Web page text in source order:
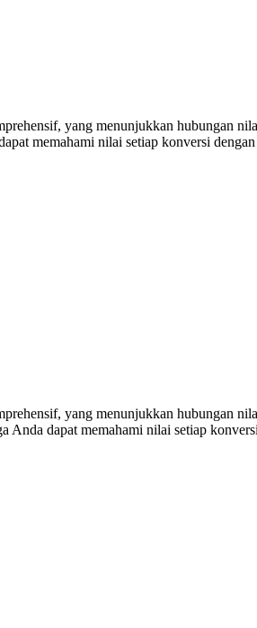
yang menunjukkan hubungan
memahami nilai setiap konversi dengan
yang menunjukkan hubungan
dapat memahami nilai setiap